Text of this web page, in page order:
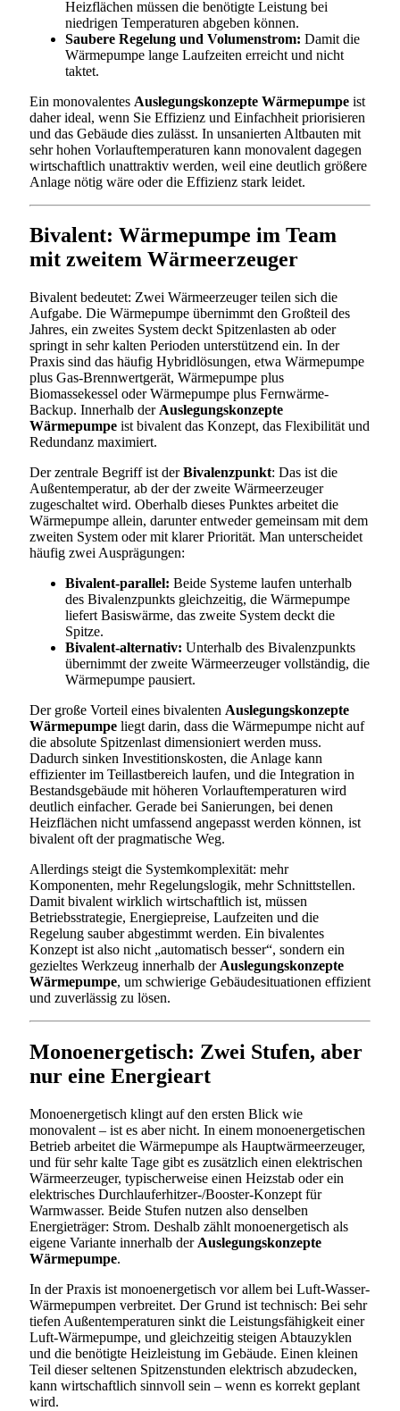
Heizflächen müssen die benötigte Leistung bei
niedrigen Temperaturen abgeben können.
Saubere Regelung und Volumenstrom: Damit die
Wärmepumpe lange Laufzeiten erreicht und nicht
taktet.
Ein monovalentes Auslegungskonzepte Wärmepumpe ist
daher ideal, wenn Sie Effizienz und Einfachheit priorisieren
und das Gebäude dies zulässt. In unsanierten Altbauten mit
sehr hohen Vorlauftemperaturen kann monovalent dagegen
wirtschaftlich unattraktiv werden, weil eine deutlich größere
Anlage nötig wäre oder die Effizienz stark leidet.
Bivalent: Wärmepumpe im Team
mit zweitem Wärmeerzeuger
Bivalent bedeutet: Zwei Wärmeerzeuger teilen sich die
Aufgabe. Die Wärmepumpe übernimmt den Großteil des
Jahres, ein zweites System deckt Spitzenlasten ab oder
springt in sehr kalten Perioden unterstützend ein. In der
Praxis sind das häufig Hybridlösungen, etwa Wärmepumpe
plus Gas-Brennwertgerät, Wärmepumpe plus
Biomassekessel oder Wärmepumpe plus Fernwärme-
Backup. Innerhalb der Auslegungskonzepte
Wärmepumpe ist bivalent das Konzept, das Flexibilität und
Redundanz maximiert.
Der zentrale Begriff ist derBivalenzpunkt: Das ist die
Außentemperatur, ab der der zweite Wärmeerzeuger
zugeschaltet wird. Oberhalb dieses Punktes arbeitet die
Wärmepumpe allein, darunter entweder gemeinsam mit dem
zweiten System oder mit klarer Priorität. Man unterscheidet
häufig zwei Ausprägungen:
Bivalent-parallel: Beide Systeme laufen unterhalb
des Bivalenzpunkts gleichzeitig, die Wärmepumpe
liefert Basiswärme, das zweite System deckt die
Spitze.
Bivalent-alternativ: Unterhalb des Bivalenzpunkts
übernimmt der zweite Wärmeerzeuger vollständig, die
Wärmepumpe pausiert.
Der große Vorteil eines bivalenten Auslegungskonzepte
Wärmepumpe liegt darin, dass die Wärmepumpe nicht auf
die absolute Spitzenlast dimensioniert werden muss.
Dadurch sinken Investitionskosten, die Anlage kann
effizienter im Teillastbereich laufen, und die Integration in
Bestandsgebäude mit höheren Vorlauftemperaturen wird
deutlich einfacher. Gerade bei Sanierungen, bei denen
Heizflächen nicht umfassend angepasst werden können, ist
bivalent oft der pragmatische Weg.
Allerdings steigt die Systemkomplexität: mehr
Komponenten, mehr Regelungslogik, mehr Schnittstellen.
Damit bivalent wirklich wirtschaftlich ist, müssen
Betriebsstrategie, Energiepreise, Laufzeiten und die
Regelung sauber abgestimmt werden. Ein bivalentes
Konzept ist also nicht „automatisch besser“, sondern ein
gezieltes Werkzeug innerhalb der Auslegungskonzepte
Wärmepumpe, um schwierige Gebäudesituationen effizient
und zuverlässig zu lösen.
Monoenergetisch: Zwei Stufen, aber
nur eine Energieart
Monoenergetisch klingt auf den ersten Blick wie
monovalent – ist es aber nicht. In einem monoenergetischen
Betrieb arbeitet die Wärmepumpe als Hauptwärmeerzeuger,
und für sehr kalte Tage gibt es zusätzlich einen elektrischen
Wärmeerzeuger, typischerweise einen Heizstab oder ein
elektrisches Durchlauferhitzer-/Booster-Konzept für
Warmwasser. Beide Stufen nutzen also denselben
Energieträger: Strom. Deshalb zählt monoenergetisch als
eigene Variante innerhalb der Auslegungskonzepte
Wärmepumpe.
In der Praxis ist monoenergetisch vor allem bei Luft-Wasser-
Wärmepumpen verbreitet. Der Grund ist technisch: Bei sehr
tiefen Außentemperaturen sinkt die Leistungsfähigkeit einer
Luft-Wärmepumpe, und gleichzeitig steigen Abtauzyklen
und die benötigte Heizleistung im Gebäude. Einen kleinen
Teil dieser seltenen Spitzenstunden elektrisch abzudecken,
kann wirtschaftlich sinnvoll sein – wenn es korrekt geplant
wird.